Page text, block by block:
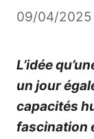
09/04/2025
L’idée
un jour
capacités
fascination